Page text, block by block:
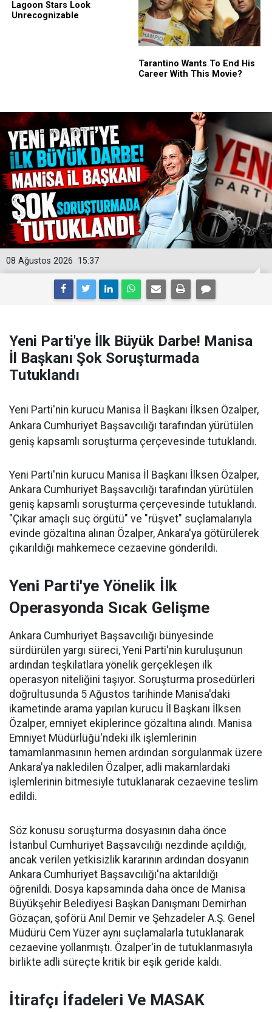
15:37
08 Ağustos 2026
Yeni Parti'ye İlk Büyük Darbe! Manisa
İl Başkanı Şok Soruşturmada
Tutuklandı
Yeni Parti'nin kurucu Manisa İl Başkanı İlksen Özalper,
Ankara Cumhuriyet Başsavcılığı tarafından yürütülen
geniş kapsamlı soruşturma çerçevesinde tutuklandı.
Yeni Parti'nin kurucu Manisa İl Başkanı İlksen Özalper,
Ankara Cumhuriyet Başsavcılığı tarafından yürütülen
geniş kapsamlı soruşturma çerçevesinde tutuklandı.
"Çıkar amaçlı suç örgütü" ve "rüşvet" suçlamalarıyla
evinde gözaltına alınan Özalper, Ankara'ya götürülerek
çıkarıldığı mahkemece cezaevine gönderildi.
Yeni Parti'ye Yönelik İlk
Operasyonda Sıcak Gelişme
Ankara Cumhuriyet Başsavcılığı bünyesinde
sürdürülen yargı süreci, Yeni Parti'nin kuruluşunun
ardından teşkilatlara yönelik gerçekleşen ilk
operasyon niteliğini taşıyor. Soruşturma prosedürleri
doğrultusunda 5 Ağustos tarihinde Manisa'daki
ikametinde arama yapılan kurucu İl Başkanı İlksen
Özalper, emniyet ekiplerince gözaltına alındı. Manisa
Emniyet Müdürlüğü'ndeki ilk işlemlerinin
tamamlanmasının hemen ardından sorgulanmak üzere
Ankara'ya nakledilen Özalper, adli makamlardaki
işlemlerinin bitmesiyle tutuklanarak cezaevine teslim
edildi.
Söz konusu soruşturma dosyasının daha önce
İstanbul Cumhuriyet Başsavcılığı nezdinde açıldığı,
ancak verilen yetkisizlik kararının ardından dosyanın
Ankara Cumhuriyet Başsavcılığı'na aktarıldığı
öğrenildi. Dosya kapsamında daha önce de Manisa
Büyükşehir Belediyesi Başkan Danışmanı Demirhan
Gözaçan, şoförü Anıl Demir ve Şehzadeler A.Ş. Genel
Müdürü Cem Yüzer aynı suçlamalarla tutuklanarak
cezaevine yollanmıştı. Özalper'in de tutuklanmasıyla
birlikte adli süreçte kritik bir eşik geride kaldı.
İtirafçı İfadeleri Ve MASAK